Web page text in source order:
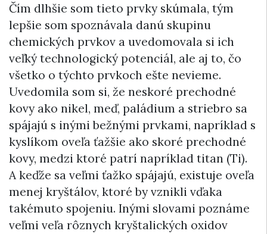
Čím dlhšie som tieto prvky skúmala, tým
lepšie som spoznávala danú skupinu
chemických prvkov a uvedomovala si ich
veľký technologický potenciál, ale aj to, čo
všetko o týchto prvkoch ešte nevieme.
Uvedomila som si, že neskoré prechodné
kovy ako nikel, meď, paládium a striebro sa
spájajú s inými bežnými prvkami, napríklad s
kyslíkom oveľa ťažšie ako skoré prechodné
kovy, medzi ktoré patrí napríklad titan (Ti).
A keďže sa veľmi ťažko spájajú, existuje oveľa
menej kryštálov, ktoré by vznikli vďaka
takémuto spojeniu. Inými slovami poznáme
veľmi veľa rôznych kryštalických oxidov